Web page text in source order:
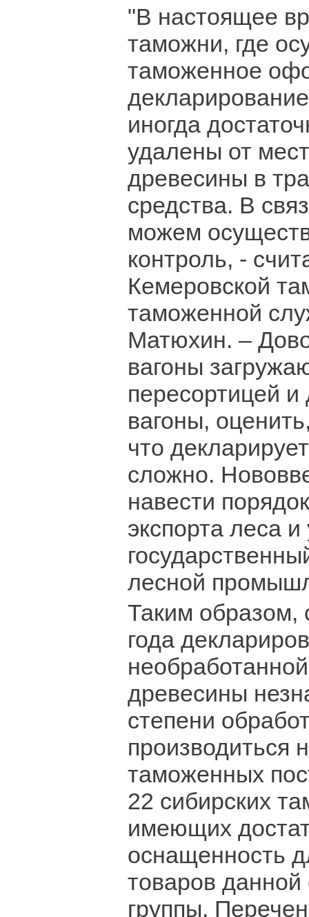
"В настоящее
таможни, где
таможенное
иногда
удалены от
древесины в
средства. В
можем
контроль, -
Кемеровской
таможенной
Матюхин. –
вагоны
пересортицей и
вагоны,
что
сложно.
навести
экспорта леса и
лесной
Таким образом,
года
древесины
степени
производиться
таможенных
22 сибирских
имеющих
оснащенность
товаров
группы.